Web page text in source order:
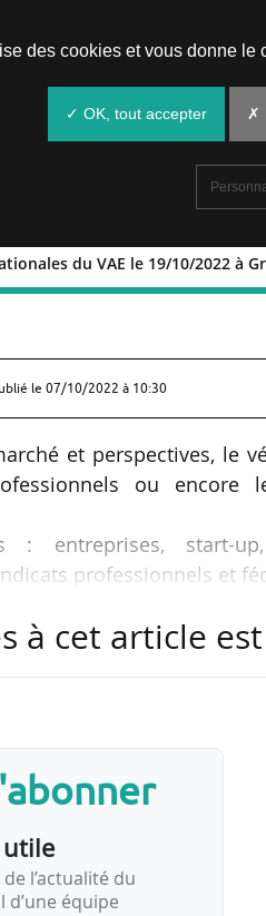
du VAE le 19/10/2022 à
nationales du
le 07/10/2022 à 10:30
et perspectives, le
ou encore
: entreprises, start-
professionnels et
nationales du VAE
dépassé 2,8 millions
volume, il atteint 59 % en
va durer au moins dix
VAE
à cet article
utile
l’actualité du
d’une équipe
des cookies et vous donne le
✓ OK, tout accepter ✗